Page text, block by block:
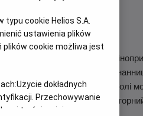
у захопливій та величній
зеленошкірої чаклунки-
масштабу Аріану Ґранде у ролі
та магії, що розкриє
cookie Helios S.A.
ustawienia plików
plików cookie możliwa jest
Użycie dokładnych
Przechowywanie
i treści, opinie